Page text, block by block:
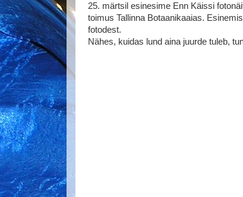
25. märtsil esinesime Enn Käissi
toimus Tallinna Botaanikaaias.
fotodest.
Nähes, kuidas lund aina juurde tuleb,